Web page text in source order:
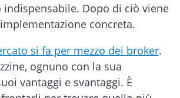
Dopo di ciò viene
concreta.
si fa per mezzo dei broker.
ognuno con la sua
vantaggi e svantaggi. È